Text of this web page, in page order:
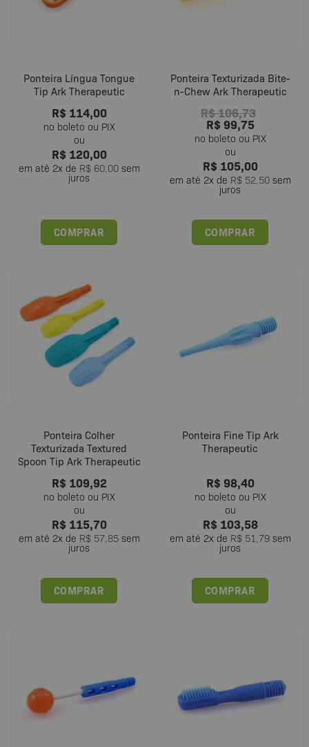
produto
produto
Ponteira Língua Tongue
Tip Ark Therapeutic
R$114,00
R$120,00
em até 2x de R$60,00sem
juros
COMPRAR
Ponteira Texturizada Bite-
n-Chew Ark Therapeutic
R$106,73
R$99,75
R$105,00
em até 2x de R$52,50sem
juros
COMPRAR
Ponteira Colher
Texturizada Textured
Spoon Tip Ark Therapeutic
R$109,92
R$115,70
em até 2x de R$57,85sem
juros
COMPRAR
Este
opções
Ponteira Fine Tip Ark
Therapeutic
R$98,40
R$103,58
em até 2x de R$51,79sem
juros
COMPRAR